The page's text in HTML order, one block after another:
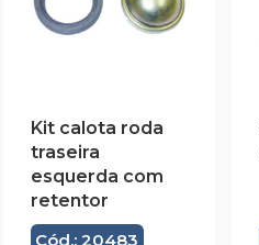
Kit calota roda
traseira
esquerda com
retentor
Cód.: 20483